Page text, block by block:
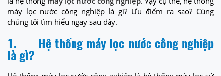
máy lọc nước công nghiệp là gì? Ưu điểm ra sao? Cùng
chúng tôi tìm hiểu ngay sau đây.
1. Hệ thống máy lọc nước công nghiệp
là gì?